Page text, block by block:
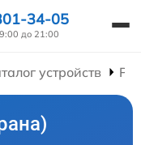
34-05
до 21:00
устройств